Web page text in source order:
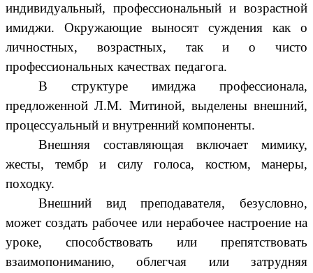
индивидуальный, профессиональный и возрастной
имиджи. Окружающие выносят суждения как о
личностных, возрастных, так и о чисто
профессиональных качествах педагога.
В структуре имиджа профессионала,
предложенной Л.М. Митиной, выделены внешний,
процессуальный и внутренний компоненты.
Внешняя составляющая включает мимику,
жесты, тембр и силу голоса, костюм, манеры,
походку.
Внешний вид преподавателя, безусловно,
может создать рабочее или нерабочее настроение на
уроке, способствовать или препятствовать
взаимопониманию, облегчая или затрудняя